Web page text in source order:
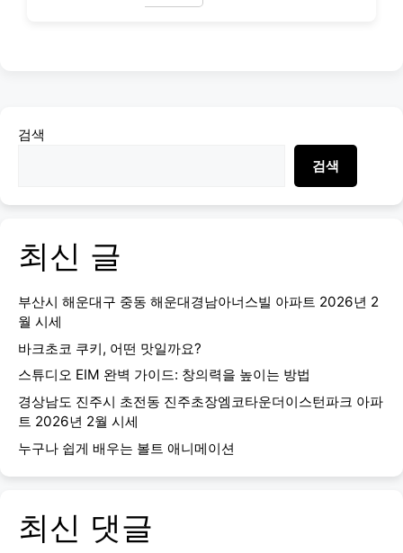
검색
검색
최신 글
부산시 해운대구 중동 해운대경남아너스빌 아파트 2026년 2
월 시세
바크초코 쿠키, 어떤 맛일까요?
스튜디오 EIM 완벽 가이드: 창의력을 높이는 방법
경상남도 진주시 초전동 진주초장엠코타운더이스턴파크 아파
트 2026년 2월 시세
누구나 쉽게 배우는 볼트 애니메이션
최신 댓글